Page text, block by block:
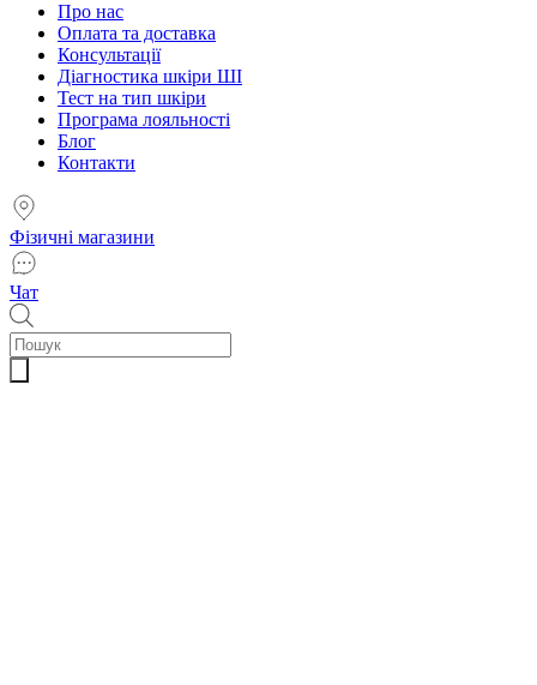
Про нас
Оплата та доставка
Консультації
Діагностика шкіри ШІ
Тест на тип шкіри
Програма лояльності
Блог
Контакти
Фізичні магазини
Чат
Пошук
товарів